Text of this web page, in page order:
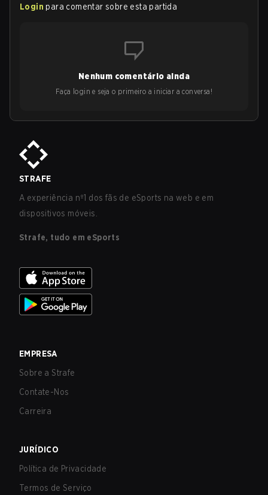
Login para comentar sobre esta partida
Nenhum comentário ainda
Faça login e seja o primeiro a iniciar a conversa!
STRAFE
A experiência nº1 dos fãs de eSports na web e em
dispositivos móveis.
Strafe, tudo em eSports
EMPRESA
Sobre a Strafe
Contate-Nos
Carreira
JURÍDICO
Política de Privacidade
Termos de Serviço